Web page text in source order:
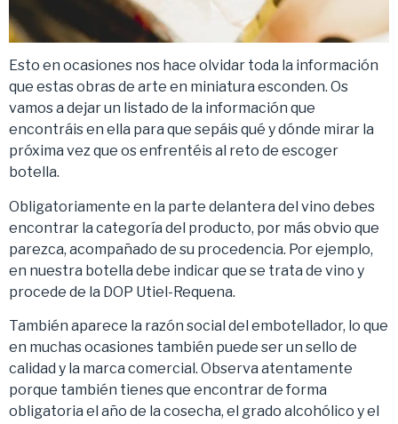
Esto en ocasiones nos hace olvidar toda la información
que estas obras de arte en miniatura esconden. Os
vamos a dejar un listado de la información que
encontráis en ella para que sepáis qué y dónde mirar la
próxima vez que os enfrentéis al reto de escoger
botella.
Obligatoriamente en la parte delantera del vino debes
encontrar la categoría del producto, por más obvio que
parezca, acompañado de su procedencia. Por ejemplo,
en nuestra botella debe indicar que se trata de vino y
procede de la DOP Utiel-Requena.
También aparece la razón social del embotellador, lo que
en muchas ocasiones también puede ser un sello de
calidad y la marca comercial. Observa atentamente
porque también tienes que encontrar de forma
obligatoria el año de la cosecha, el grado alcohólico y el